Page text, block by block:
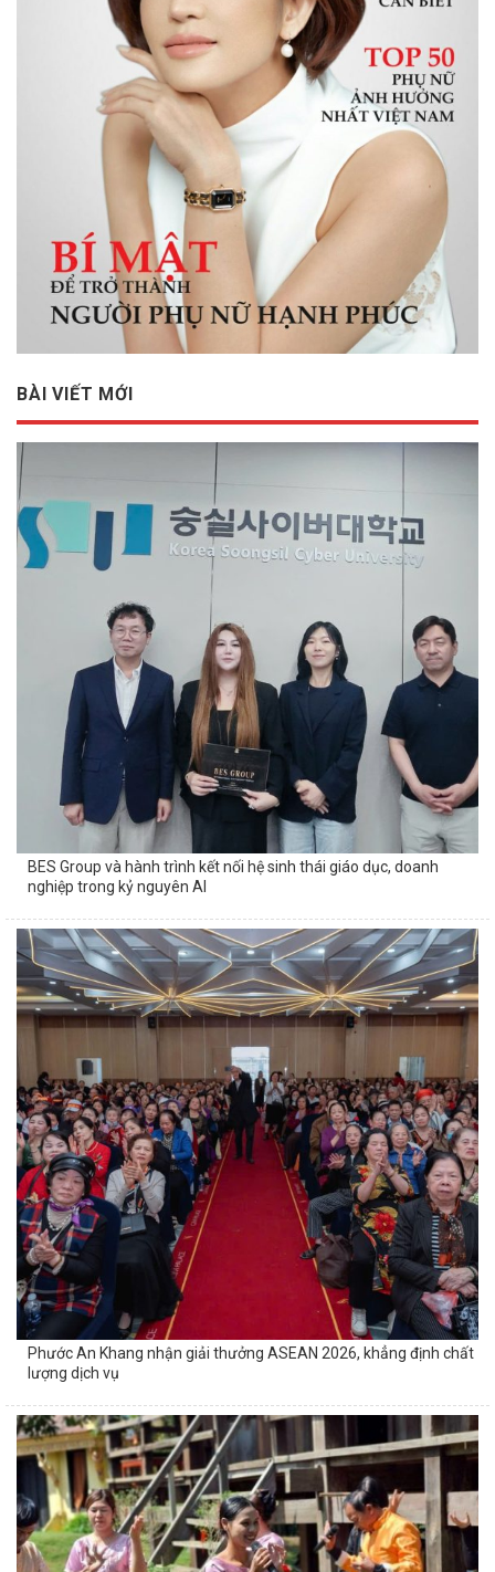
BÀI VIẾT MỚI
BES Group và hành trình kết nối hệ sinh thái giáo dục, doanh
nghiệp trong kỷ nguyên AI
Phước An Khang nhận giải thưởng ASEAN 2026, khẳng định chất
lượng dịch vụ